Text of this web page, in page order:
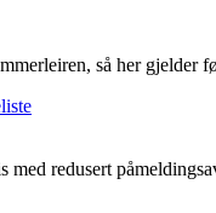
så her gjelder
redusert